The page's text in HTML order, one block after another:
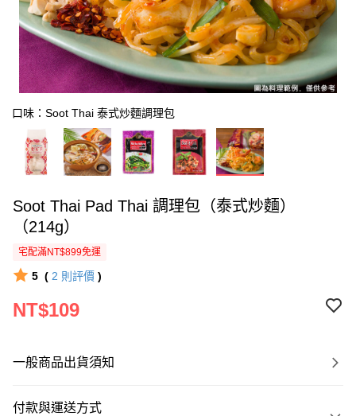
口味：Soot Thai 泰式炒麵調理包
Soot Thai Pad Thai 調理包（泰式炒麵）
（214g）
宅配滿NT$899免運
5 ( 2 則評價 )
NT$109
一般商品出貨須知
付款與運送方式